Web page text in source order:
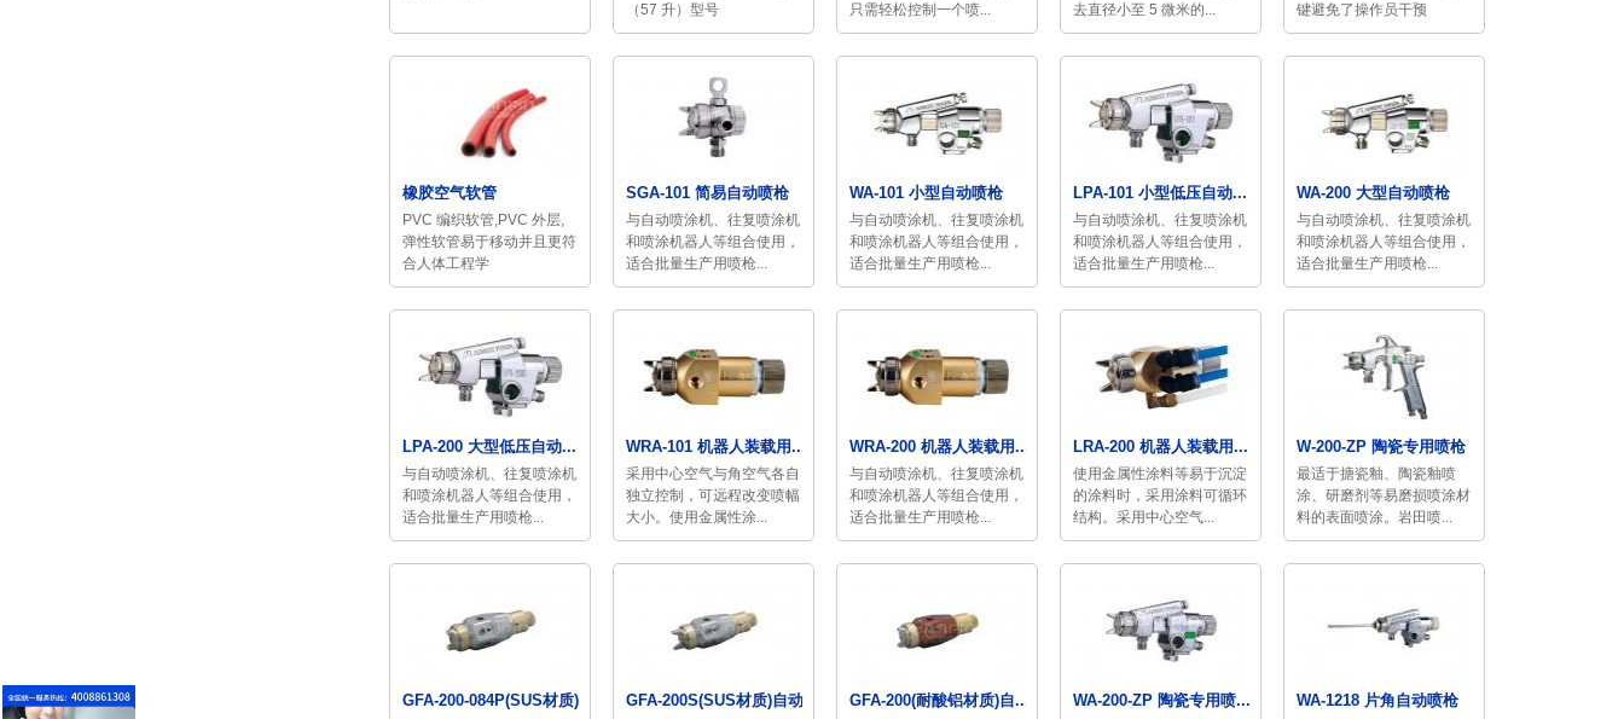
（57 升）型号
只需轻松控制一个喷...
去直径小至 5 微米的...
键避免了操作员干预
橡胶空气软管
PVC 编织软管,PVC 外层,
弹性软管易于移动并且更符
合人体工程学
SGA-101 简易自动喷枪
与自动喷涂机、往复喷涂机
和喷涂机器人等组合使用，
适合批量生产用喷枪...
WA-101 小型自动喷枪
与自动喷涂机、往复喷涂机
和喷涂机器人等组合使用，
适合批量生产用喷枪...
LPA-101 小型低压自动...
与自动喷涂机、往复喷涂机
和喷涂机器人等组合使用，
适合批量生产用喷枪...
WA-200 大型自动喷枪
与自动喷涂机、往复喷涂机
和喷涂机器人等组合使用，
适合批量生产用喷枪...
LPA-200 大型低压自动...
与自动喷涂机、往复喷涂机
和喷涂机器人等组合使用，
适合批量生产用喷枪...
WRA-101 机器人装载用...
采用中心空气与角空气各自
独立控制，可远程改变喷幅
大小。使用金属性涂...
WRA-200 机器人装载用...
与自动喷涂机、往复喷涂机
和喷涂机器人等组合使用，
适合批量生产用喷枪...
LRA-200 机器人装载用...
使用金属性涂料等易于沉淀
的涂料时，采用涂料可循环
结构。采用中心空气...
W-200-ZP 陶瓷专用喷枪
最适于搪瓷釉、陶瓷釉喷
涂、研磨剂等易磨损喷涂材
料的表面喷涂。岩田喷...
GFA-200-084P(SUS材质)... GFA-200S(SUS材质)自动... GFA-200(耐酸铝材质)自... WA-200-ZP 陶瓷专用喷... WA-1218 片角自动喷枪